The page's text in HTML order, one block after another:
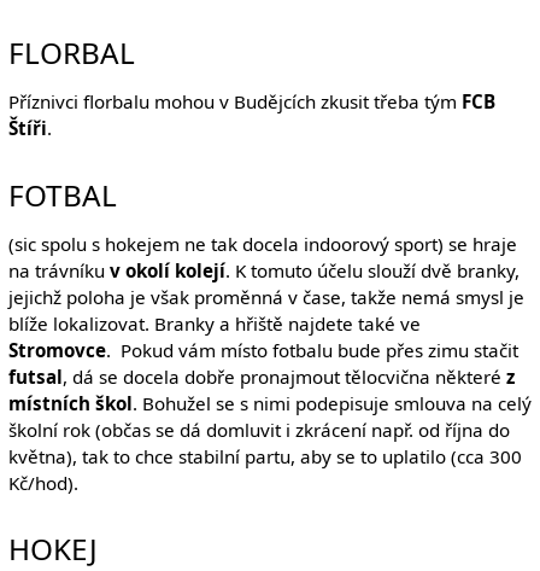
FLORBAL
Příznivci florbalu mohou v Budějcích zkusit třeba tým FCB
Štíři.
FOTBAL
(sic spolu s hokejem ne tak docela indoorový sport) se hraje
na trávníku v okolí kolejí. K tomuto účelu slouží dvě branky,
jejichž poloha je však proměnná v čase, takže nemá smysl je
blíže lokalizovat. Branky a hřiště najdete také ve
Stromovce. Pokud vám místo fotbalu bude přes zimu stačit
futsal, dá se docela dobře pronajmout tělocvična některé z
místních škol. Bohužel se s nimi podepisuje smlouva na celý
školní rok (občas se dá domluvit i zkrácení např. od října do
května), tak to chce stabilní partu, aby se to uplatilo (cca 300
Kč/hod).
HOKEJ